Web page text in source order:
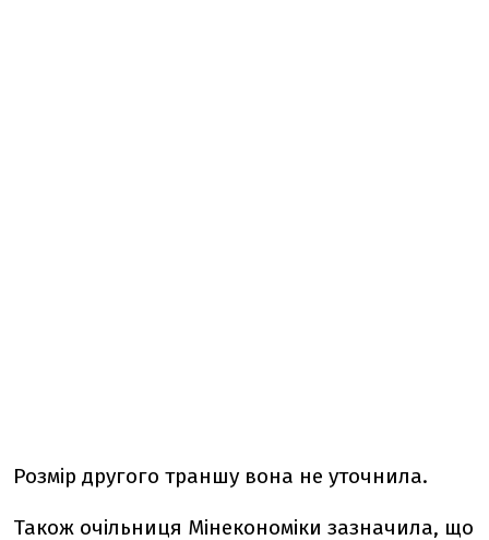
Розмір другого траншу вона не уточнила.
Також очільниця Мінекономіки зазначила, що